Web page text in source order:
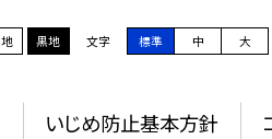
黒地 文字 標準 中 大
いじめ防止基本方針